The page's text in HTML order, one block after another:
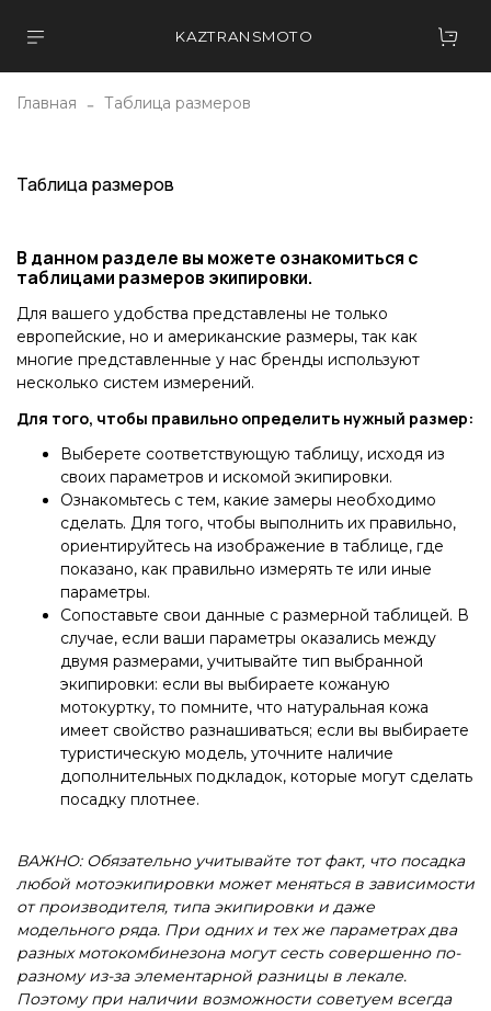
KAZTRANSMOTO
Главная Таблица размеров
Таблица размеров
В данном разделе вы можете ознакомиться с
таблицами размеров экипировки.
Для вашего удобства представлены не только
европейские, но и американские размеры, так как
многие представленные у нас бренды используют
несколько систем измерений.
Для того, чтобы правильно определить нужный размер:
Выберете соответствующую таблицу, исходя из
своих параметров и искомой экипировки.
Ознакомьтесь с тем, какие замеры необходимо
сделать. Для того, чтобы выполнить их правильно,
ориентируйтесь на изображение в таблице, где
показано, как правильно измерять те или иные
параметры.
Сопоставьте свои данные с размерной таблицей. В
случае, если ваши параметры оказались между
двумя размерами, учитывайте тип выбранной
экипировки: если вы выбираете кожаную
мотокуртку, то помните, что натуральная кожа
имеет свойство разнашиваться; если вы выбираете
туристическую модель, уточните наличие
дополнительных подкладок, которые могут сделать
посадку плотнее.
ВАЖНО: Обязательно учитывайте тот факт, что посадка
любой мотоэкипировки может меняться в зависимости
от производителя, типа экипировки и даже
модельного ряда. При одних и тех же параметрах два
разных мотокомбинезона могут сесть совершенно по-
разному из-за элементарной разницы в лекале.
Поэтому при наличии возможности советуем всегда